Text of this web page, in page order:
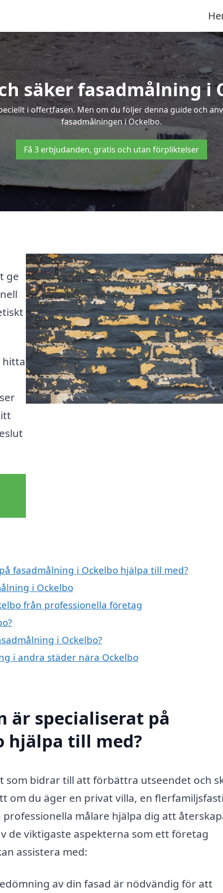
säker fasadmålning i
i offertfasen. Men om du följer denna guide och
fasadmålningen i Ockelbo.
Få 3 erbjudanden, gratis och utan förpliktelser
ge
hitta
fasadmålning i Ockelbo hjälpa till med?
i Ockelbo
från professionella företag
i Ockelbo?
i andra städer nära Ockelbo
är specialiserat på
hjälpa till med?
som bidrar till att förbättra utseendet och
om du äger en privat villa, en
målare hjälpa dig att
de viktigaste aspekterna som ett företag
assistera med:
av din fasad är nödvändig för att